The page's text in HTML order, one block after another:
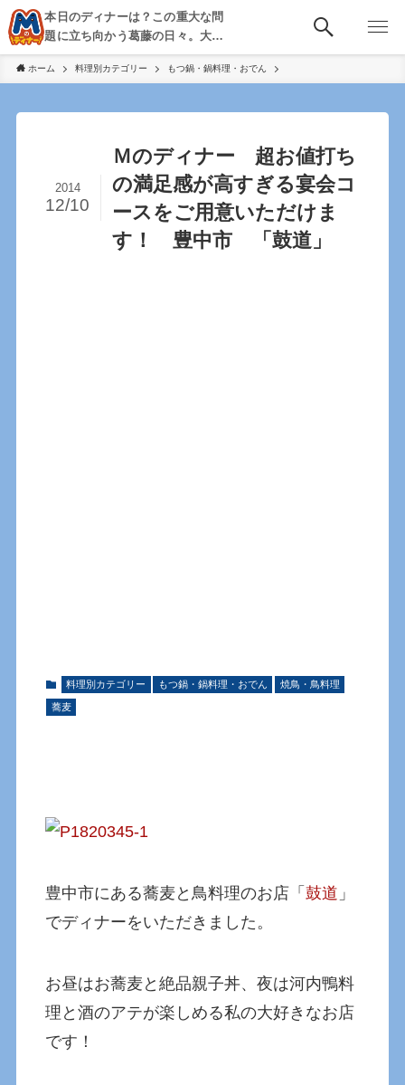
本日のディナーは？この重大な問
題に立ち向かう葛藤の日々。大
阪・京都・神戸を中心とした食べ
歩き、飲み歩きを綴る。
ホーム 料理別カテゴリー もつ鍋・鍋料理・おでん
Ｍのディナー 超お値打ち
の満足感が高すぎる宴会コ
ースをご用意いただけま
す！ 豊中市 「鼓道」
2014
12/10
料理別カテゴリー もつ鍋・鍋料理・おでん 焼鳥・鳥料理
蕎麦
豊中市にある蕎麦と鳥料理のお店「鼓道 」
でディナーをいただきました。
お昼はお蕎麦と絶品親子丼、夜は河内鴨料
理と酒のアテが楽しめる私の大好きなお店
です！